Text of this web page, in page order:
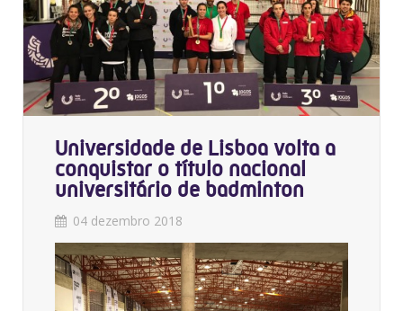
Universidade de Lisboa volta a
conquistar o título nacional
universitário de badminton
04 dezembro 2018